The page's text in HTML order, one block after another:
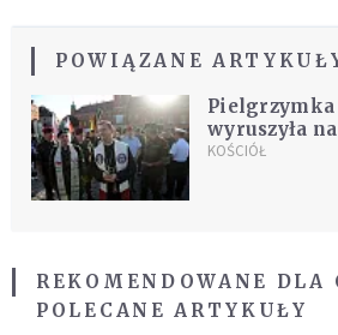
POWIĄZANE
wyruszyła
KOŚCIÓŁ
REKOMENDOWANE
POLECANE ARTYKUŁY